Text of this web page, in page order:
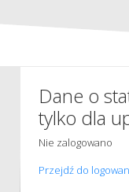
Dane o
tylko dla
Nie zalogowano
Przejdź do